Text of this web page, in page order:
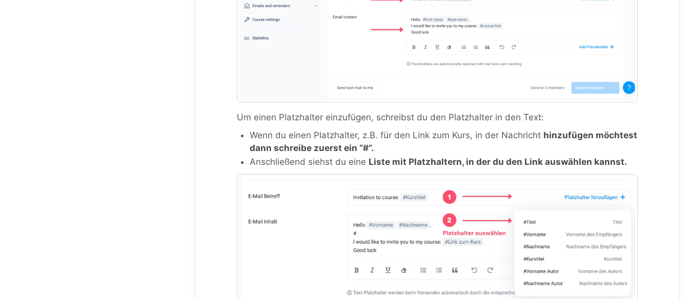
Um einen Platzhalter einzufügen, schreibst du den Platzhalter in den Text:
Wenn du einen Platzhalter, z.B. für den Link zum Kurs, in der Nachricht hinzufügen möchtest
dann schreibe zuerst ein “#”.
Anschließend siehst du eine Liste mit Platzhaltern, in der du den Link auswählen kannst.